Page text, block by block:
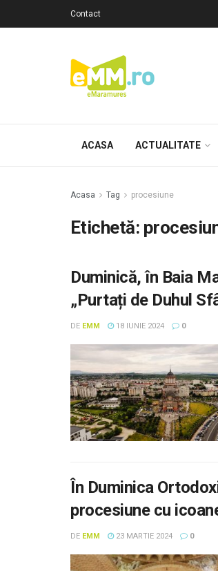
Contact
ACASA ACTUALITATE
Acasa Tag procesiune
Etichetă:
Duminică, în Baia
„Purtați de Duhul
DE EMM 18 IUNIE 2024 0
În Duminica
procesiune cu
DE EMM 23 MARTIE 2024 0